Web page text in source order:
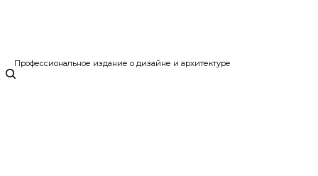
Профессиональное издание о дизайне и архитектуре